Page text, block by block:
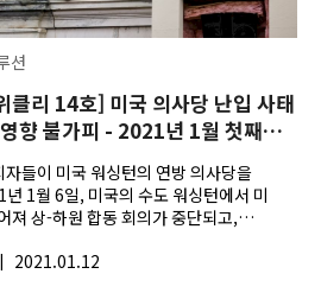
션
클리 14호] 미국 의사당 난입 사태
향 불가피 - 2021년 1월 첫째주
들이 미국 워싱턴의 연방 의사당을
져 상-하원 합동 회의가 중단되고,
| 2021.01.12